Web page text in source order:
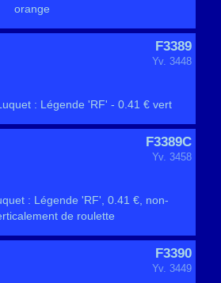
orange
F3389
Yv. 3448
: Légende 'RF' - 0.41 € vert
F3389C
Yv. 3458
: Légende 'RF', 0.41 €, non-
de roulette
F3390
Yv. 3449